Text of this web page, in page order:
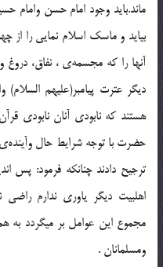
ماند.بايد وجود امام حسن وامام
بيايد و ماسك اسلام نمايي را از
آنها را كه مجسمه‌ي ، نفاق، دروغ
ديگر عترت پيامبر(عليهم
هستند كه نابودي آنان نابودي
حضرت با توجه شرايط حال
ترجيح دادند چنانكه فرمود: پس
مجموع اين عوامل بر ميگردد به
ومسلمانان .